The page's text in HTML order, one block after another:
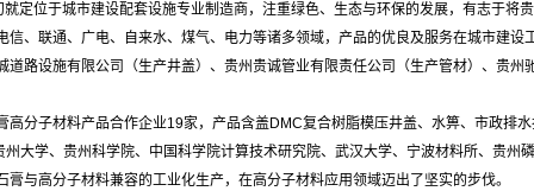
就定位于城市建设配套设施专业制造商，注重绿色、生态与环保的发展，有志于将
、联通、广电、自来水、煤气、电力等诸多领域，产品的优良及服务在城市建设
道路设施有限公司（生产井盖） 、贵州贵诚管业有限责任公司（生产管材） 、贵州
分子材料产品合作企业19家，产品含盖DMC复合树脂模压井盖、水箅、市政排
大学、贵州科学院、中国科学院计算技术研究院、武汉大学、宁波材料所、贵州
与高分子材料兼容的工业化生产，在高分子材料应用领域迈出了坚实的步伐。